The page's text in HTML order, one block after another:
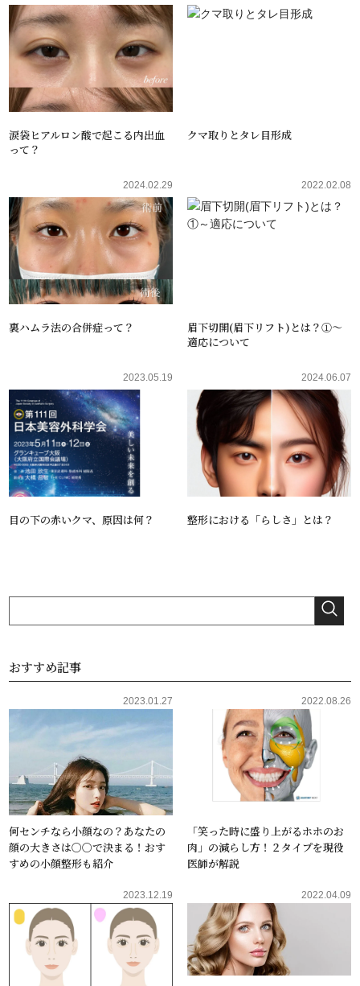
涙袋ヒアルロン酸で起こる内出血
って？
クマ取りとタレ目形成
2024.02.29
裏ハムラ法の合併症って？
2022.02.08
眉下切開(眉下リフト)とは？①～
適応について
2023.05.19
目の下の赤いクマ、原因は何？
2024.06.07
整形における「らしさ」とは？
おすすめ記事
2023.01.27
何センチなら小顔なの？あなたの
顔の大きさは〇〇で決まる！おす
すめの小顔整形も紹介
2022.08.26
「笑った時に盛り上がるホホのお
肉」の減らし方！２タイプを現役
医師が解説
2023.12.19 2022.04.09